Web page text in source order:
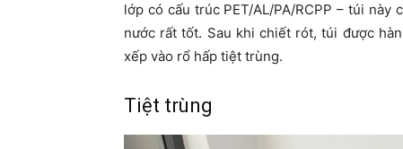
lớp có cấu trúc PET/AL/PA/RCPP – túi
nước rất tốt. Sau khi chiết rót, túi được
xếp vào rổ hấp tiệt trùng.
Tiệt trùng